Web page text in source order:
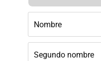
Nombre
Segundo nombre